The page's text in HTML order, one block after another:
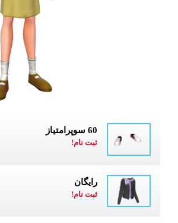
60 سوپرامتیاز
ثبت نام!
رایگان
ثبت نام!